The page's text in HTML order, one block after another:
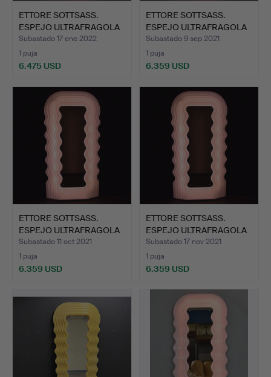
ETTORE SOTTSASS.
ESPEJO ULTRAFRAGOLA
POLTR…
Subastado 17 ene 2022
1 puja
6.475 USD
ETTORE SOTTSASS.
ESPEJO ULTRAFRAGOLA
POLTR…
Subastado 9 sep 2021
1 puja
6.359 USD
ETTORE SOTTSASS.
ESPEJO ULTRAFRAGOLA
POLTR…
Subastado 11 oct 2021
1 puja
6.359 USD
ETTORE SOTTSASS.
ESPEJO ULTRAFRAGOLA
POLTR…
Subastado 17 nov 2021
1 puja
6.359 USD